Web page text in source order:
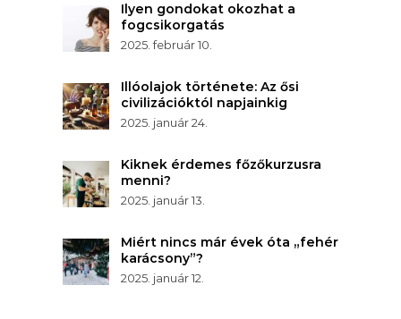
Ilyen gondokat okozhat a
fogcsikorgatás
2025. február 10.
Illóolajok története: Az ősi
civilizációktól napjainkig
2025. január 24.
Kiknek érdemes főzőkurzusra
menni?
2025. január 13.
Miért nincs már évek óta „fehér
karácsony”?
2025. január 12.